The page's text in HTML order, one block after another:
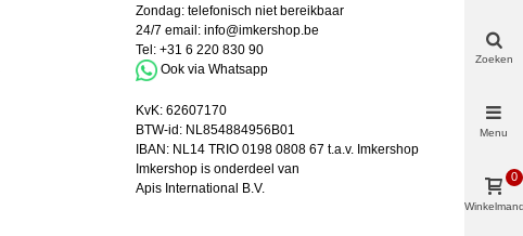
Zondag: telefonisch niet bereikbaar
24/7 email: info@imkershop.be
Tel: +31 6 220 830 90
Ook via Whatsapp
KvK: 62607170
BTW-id: NL854884956B01
IBAN: NL14 TRIO 0198 0808 67 t.a.v. Imkershop
Imkershop is onderdeel van
Apis International B.V.
Zoeken
Menu
0